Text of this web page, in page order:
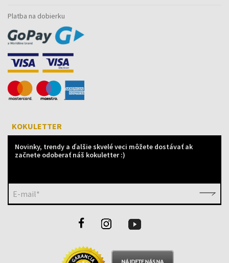
Platba na dobierku
KOKULETTER
Novinky, trendy a ďalšie skvelé veci môžete dostávať ak
začnete odoberať náš kokuletter :)
E-mail*